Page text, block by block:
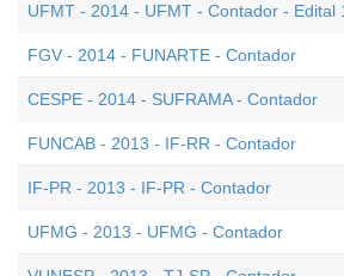
UFMT - 2014 - UFMT - Contador - Edital
FGV - 2014 - FUNARTE - Contador
CESPE - 2014 - SUFRAMA - Contador
FUNCAB - 2013 - IF-RR - Contador
IF-PR - 2013 - IF-PR - Contador
UFMG - 2013 - UFMG - Contador